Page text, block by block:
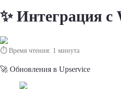
✨ Интеграция с
⏱ Время чтения: 1 минута
🚀 Обновления в Upservice